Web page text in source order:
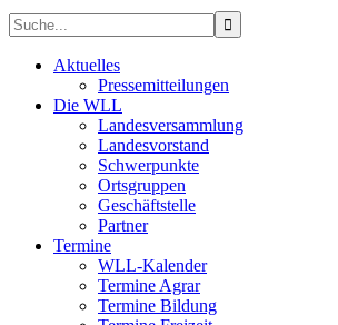
Aktuelles
Pressemitteilungen
Die WLL
Landesversammlung
Landesvorstand
Schwerpunkte
Ortsgruppen
Geschäftstelle
Partner
Termine
WLL-Kalender
Termine Agrar
Termine Bildung